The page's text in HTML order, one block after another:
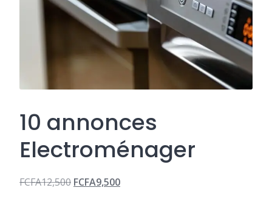
10 annonces
Electroménager
FCFA12,500 FCFA9,500